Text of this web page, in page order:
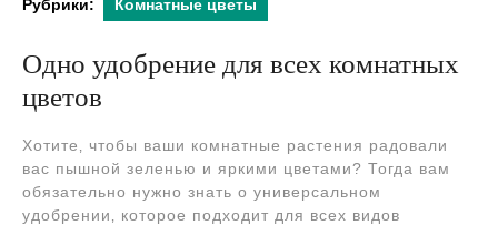
Рубрики: Комнатные цветы
Одно удобрение для всех комнатных
цветов
Хотите‚ чтобы ваши комнатные растения радовали
вас пышной зеленью и яркими цветами? Тогда вам
обязательно нужно знать о универсальном
удобрении‚ которое подходит для всех видов